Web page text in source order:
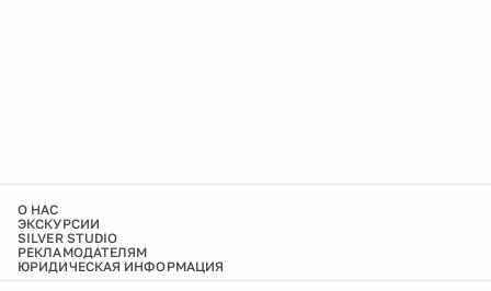
О НАС
ЭКСКУРСИИ
SILVER STUDIO
РЕКЛАМОДАТЕЛЯМ
ЮРИДИЧЕСКАЯ ИНФОРМАЦИЯ